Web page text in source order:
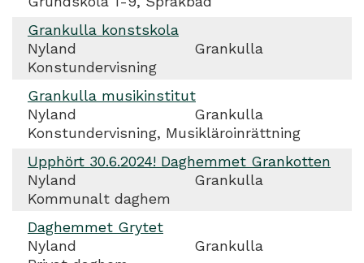
Grankulla konstskola
Nyland
Grankulla
Konstundervisning
Grankulla musikinstitut
Nyland
Grankulla
Konstundervisning, Musikläroinrättning
Upphört 30.6.2024! Daghemmet Grankotten
Nyland
Grankulla
Kommunalt daghem
Daghemmet Grytet
Nyland
Grankulla